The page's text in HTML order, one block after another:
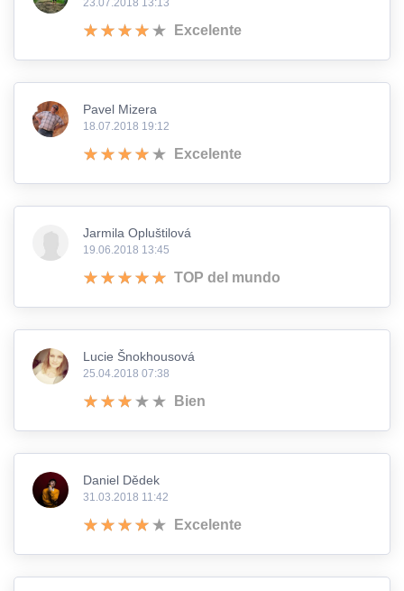
23.07.2018 13:13
Excelente
Pavel Mizera
18.07.2018 19:12
Excelente
Jarmila Opluštilová
19.06.2018 13:45
TOP del mundo
Lucie Šnokhousová
25.04.2018 07:38
Bien
Daniel Dědek
31.03.2018 11:42
Excelente